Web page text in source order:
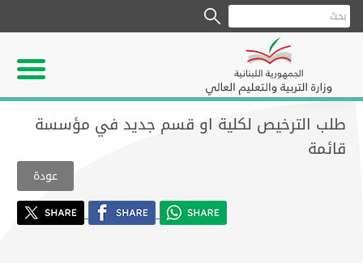
طلب الترخيص لكلية او قسم جديد في مؤسسة
قائمة
عودة